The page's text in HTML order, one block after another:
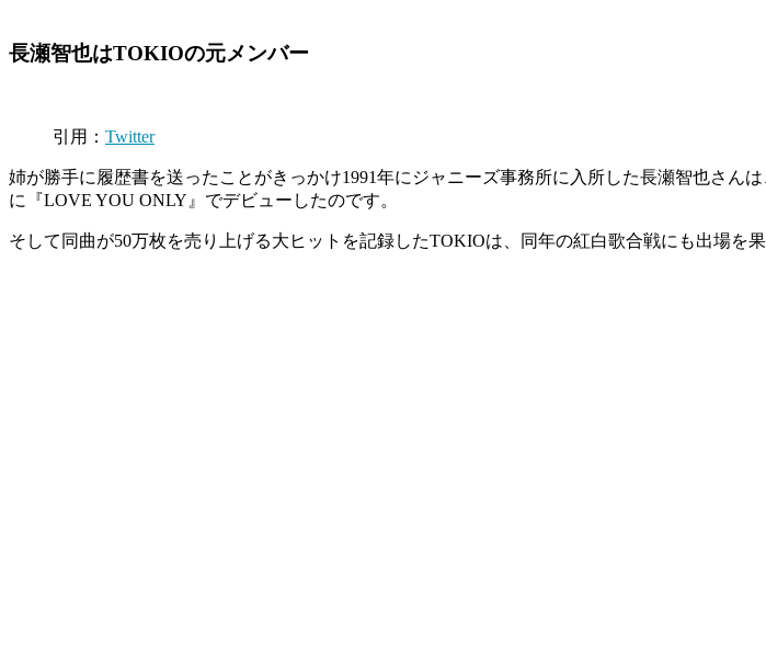
長瀬智也はTOKIOの元メンバー
引用： Twitter
姉が勝手に履歴書を送ったことがきっかけ1991年にジャニーズ事務所に入所した長瀬智也さん
に『LOVE YOU ONLY』でデビューしたのです。
そして同曲が50万枚を売り上げる大ヒットを記録したTOKIOは、同年の紅白歌合戦にも出場を